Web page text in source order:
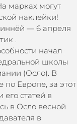
марках могут
наклейки!
— 6 апреля
.
начал
школы
(Осло). В
по Европе, за этот
статей в
в Осло весной
в